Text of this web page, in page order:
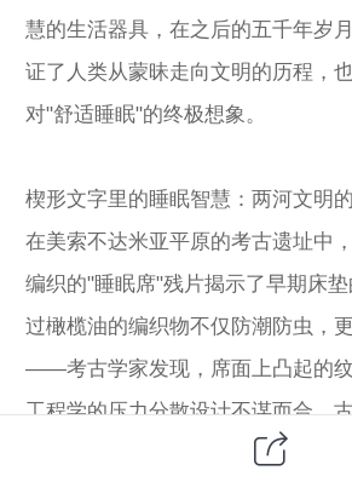
慧的生活器具，在之后的五千年岁
证了人类从蒙昧走向文明的历程，
对"舒适睡眠"的终极想象。
楔形文字里的睡眠智慧：两河文明
在美索不达米亚平原的考古遗址中
编织的"睡眠席"残片揭示了早期床
过橄榄油的编织物不仅防潮防虫，
——考古学家发现，席面上凸起的
工程学的压力分散设计不谋而合。
尔伽美什》记载，英雄在远征前特